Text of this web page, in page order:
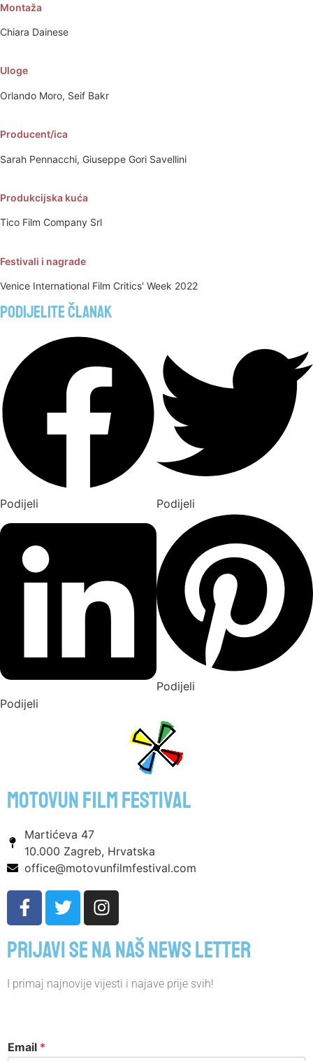
Montaža
Chiara Dainese
Uloge
Orlando Moro, Seif Bakr
Producent/ica
Sarah Pennacchi, Giuseppe Gori Savellini
Produkcijska kuća
Tico Film Company Srl
Festivali i nagrade
Venice International Film Critics' Week 2022
Podijelite članak
Podijeli Podijeli
Podijeli
Podijeli
motovun film festival
Martićeva 47
10.000 Zagreb, Hrvatska
office@motovunfilmfestival.com
Prijavi se na naš news letter
I primaj najnovije vijesti i najave prije svih!
Email *